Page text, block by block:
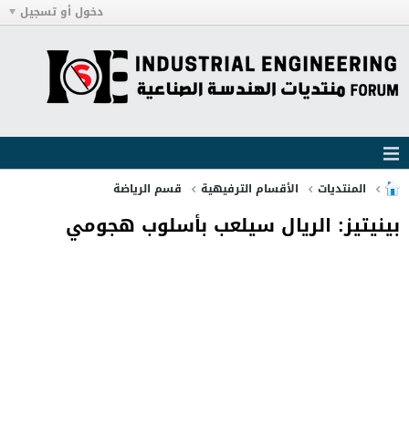
دخول أو تسجيل
المنتديات الأقسام الترفيهية قسم الرياضة
بينيتيز: الريال سيلعب بأسلوب هجومي